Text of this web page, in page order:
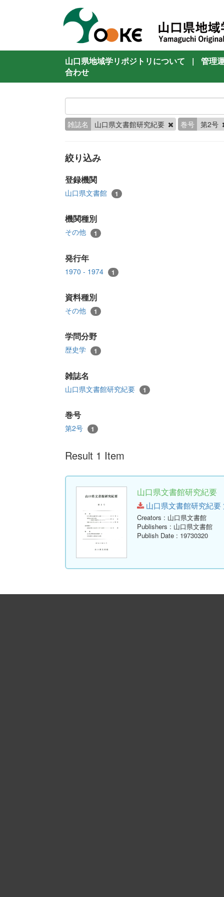
山口県地域学リポジトリについて |
管理
合わせ
雑誌名 山口県文書館研究紀要 巻号 第2号
絞り込み
登録機関
山口県文書館 1
機関種別
その他 1
発行年
1970 - 1974 1
資料種別
その他 1
学問分野
歴史学 1
雑誌名
山口県文書館研究紀要 1
巻号
第2号 1
Result 1 Item
山口県文書館研究紀要
山口県文書館研究紀要
Creators : 山口県文書館
Publishers : 山口県文書館
Publish Date : 19730320